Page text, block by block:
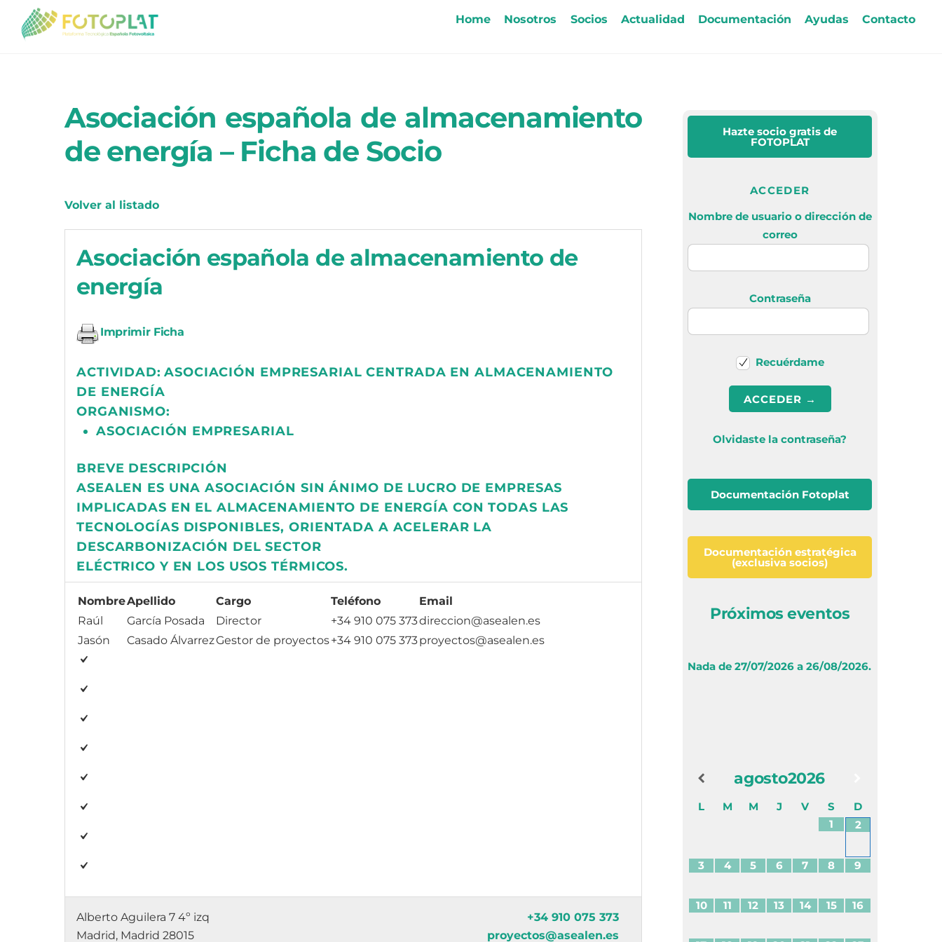
content
Home Nosotros Socios Actualidad Documentación Ayudas Contacto
Asociación española de almacenamiento
de energía – Ficha de Socio
Volver al listado
Asociación española de almacenamiento de
energía
Imprimir Ficha
ACTIVIDAD: ASOCIACIÓN EMPRESARIAL CENTRADA EN ALMACENAMIENTO
DE ENERGÍA
ORGANISMO:
ASOCIACIÓN EMPRESARIAL
BREVE DESCRIPCIÓN
ASEALEN ES UNA ASOCIACIÓN SIN ÁNIMO DE LUCRO DE EMPRESAS
IMPLICADAS EN EL ALMACENAMIENTO DE ENERGÍA CON TODAS LAS
TECNOLOGÍAS DISPONIBLES, ORIENTADA A ACELERAR LA
DESCARBONIZACIÓN DEL SECTOR
ELÉCTRICO Y EN LOS USOS TÉRMICOS.
NombreApellido Cargo Teléfono
Email
Raúl
García Posada Director +34 910 075 373direccion@asealen.es
Jasón
Casado ÁlvarrezGestor de proyectos+34 910 075 373proyectos@asealen.es
Alberto Aguilera 7 4º izq
Madrid, Madrid 28015
+34 910 075 373
proyectos@asealen.es
Hazte socio gratis de
FOTOPLAT
ACCEDER
Nombre de usuario o dirección de
correo
Contraseña
Recuérdame
Olvidaste la contraseña?
Documentación Fotoplat
Documentación estratégica
(exclusiva socios)
Próximos eventos
Nada de 27/07/2026 a 26/08/2026.
agosto2026
L M M J V S
D
1
2
3 4 5 6 7 8 9
10 11 12 13 14 15 16